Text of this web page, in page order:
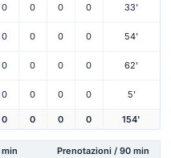
0 0 0 0 33'
0 0 0 0 54'
0 0 0 0 62'
0 0 0 0 5'
0 0 0 0 154'
Prenotazioni / 90 min